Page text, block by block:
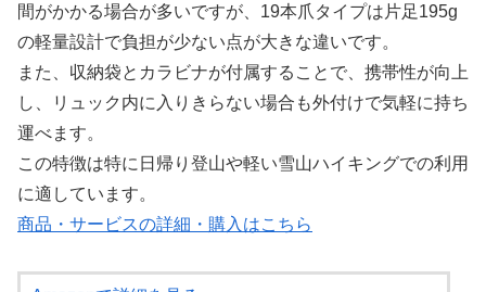
間がかかる場合が多いですが、19本爪タイプは片足195g
の軽量設計で負担が少ない点が大きな違いです。
また、収納袋とカラビナが付属することで、携帯性が向上
し、リュック内に入りきらない場合も外付けで気軽に持ち
運べます。
この特徴は特に日帰り登山や軽い雪山ハイキングでの利用
に適しています。
商品・サービスの詳細・購入はこちら